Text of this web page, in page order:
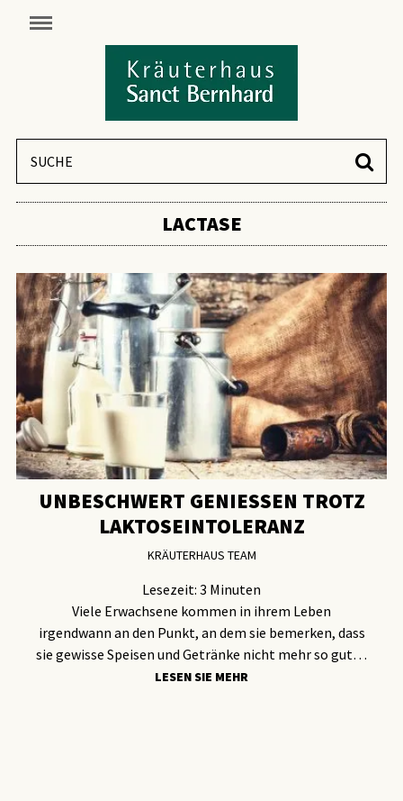
LACTASE
UNBESCHWERT GENIESSEN TROTZ L
AKTOSEINTOLERANZ
KRÄUTERHAUS TEAM
Lesezeit: 3 Minuten
Viele Erwachsene kommen in ihrem Leben
irgendwann an den Punkt, an dem sie bemerken, dass
sie gewisse Speisen und Getränke nicht mehr so gut…
LESEN SIE MEHR